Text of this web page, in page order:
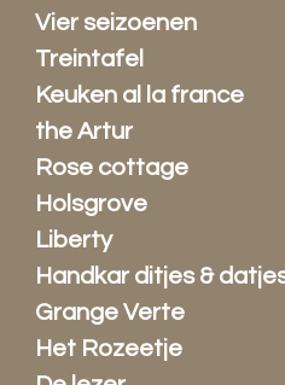
Vier seizoenen
Treintafel
Keuken al la france
the Artur
Rose cottage
Holsgrove
Liberty
Handkar ditjes &
Grange Verte
Het Rozeetje